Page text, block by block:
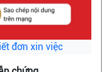
đơn xin việc